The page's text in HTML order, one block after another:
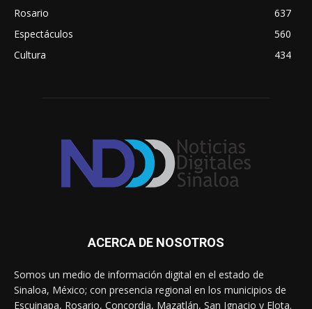
Rosario
637
Espectáculos
560
Cultura
434
ACERCA DE NOSOTROS
Somos un medio de información digital en el estado de
Sinaloa, México; con presencia regional en los municipios de
Escuinapa, Rosario, Concordia, Mazatlán, San Ignacio y Elota.